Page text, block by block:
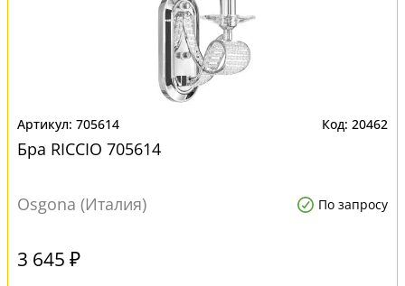
705614 20462
Бра RICCIO 705614
Osgona (Италия) По запросу
3 645 ₽